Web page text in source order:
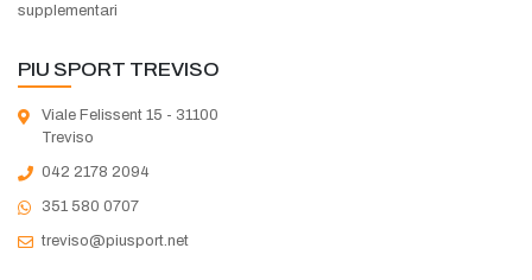
supplementari
PIU SPORT TREVISO
Viale Felissent 15 - 31100
Treviso
042 2178 2094
351 580 0707
treviso@piusport.net